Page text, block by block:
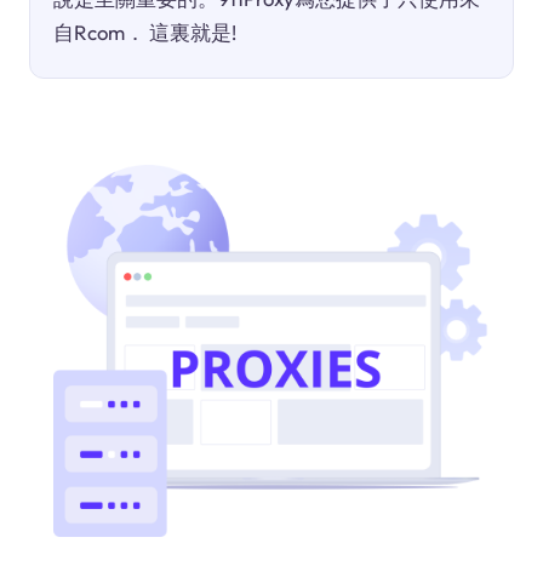
自Rcom． 這裏就是!